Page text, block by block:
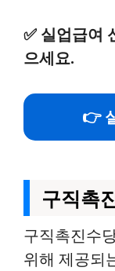
✅ 실업급여
으세요.
👉
구직촉
구직촉진수
위해 제공되